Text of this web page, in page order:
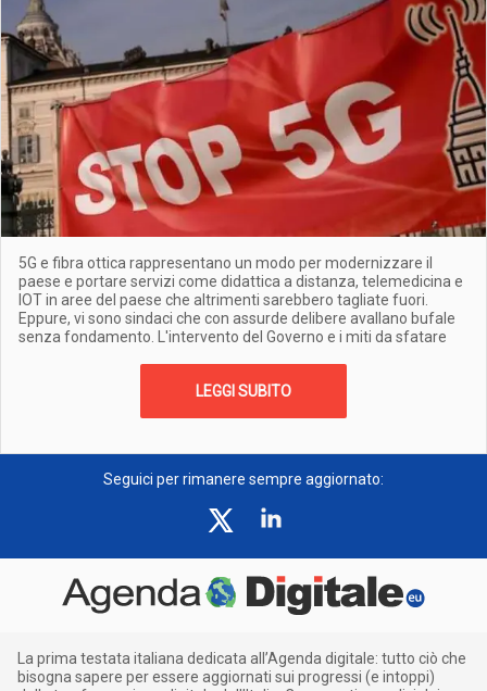
5G e fibra ottica rappresentano un modo per modernizzare il
paese e portare servizi come didattica a distanza, telemedicina e
IOT in aree del paese che altrimenti sarebbero tagliate fuori.
Eppure, vi sono sindaci che con assurde delibere avallano bufale
senza fondamento. L'intervento del Governo e i miti da sfatare
LEGGI SUBITO
Seguici per rimanere sempre aggiornato:
La prima testata italiana dedicata all’Agenda digitale: tutto ciò che
bisogna sapere per essere aggiornati sui progressi (e intoppi)